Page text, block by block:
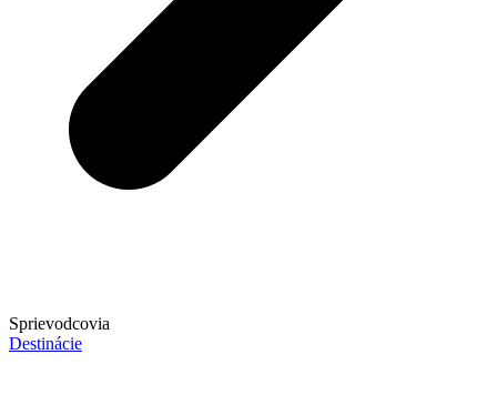
Sprievodcovia
Destinácie